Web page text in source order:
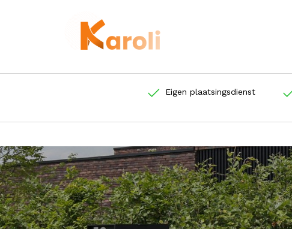
Eigen plaatsingsdienst